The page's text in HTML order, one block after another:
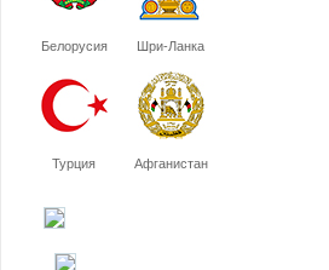
Белорусия Шри-Ланка
Турция Афганистан